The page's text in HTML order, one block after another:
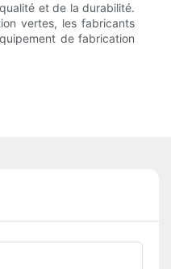
et de la durabilité.
vertes, les fabricants
de fabrication